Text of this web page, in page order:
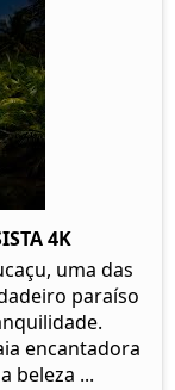
4K
uma das
paraíso
encantadora
beleza ...